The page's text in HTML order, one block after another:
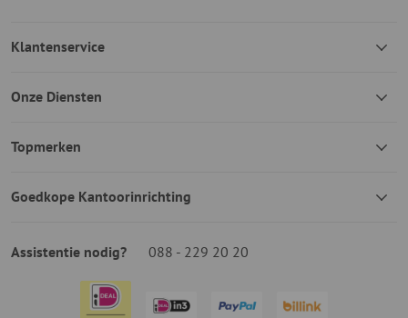
Klantenservice
Onze Diensten
Topmerken
Goedkope Kantoorinrichting
Assistentie nodig? 088 - 229 20 20